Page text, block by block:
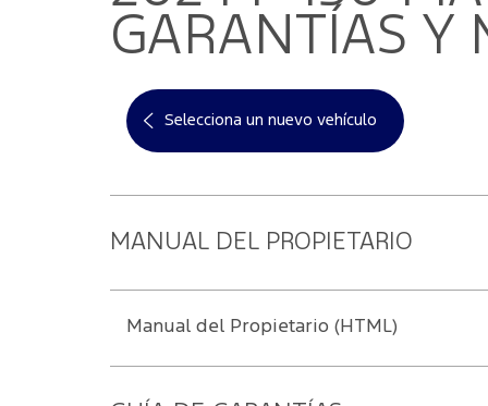
App Ford
Ford
Contactanos
GARANTÍAS Y
Selecciona un nuevo vehículo
MANUAL DEL PROPIETARIO
Manual del Propietario (HTML)